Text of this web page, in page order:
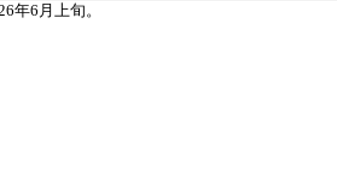
年6 月上旬。